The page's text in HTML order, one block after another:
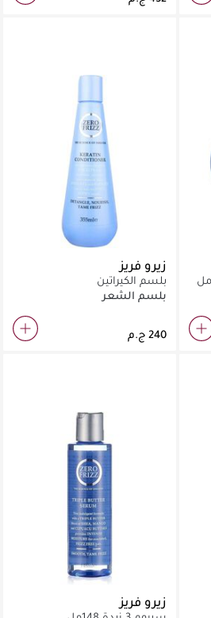
زيرو فريز
بلسم الكيراتين
بلسم الشعر
زيرو فريز